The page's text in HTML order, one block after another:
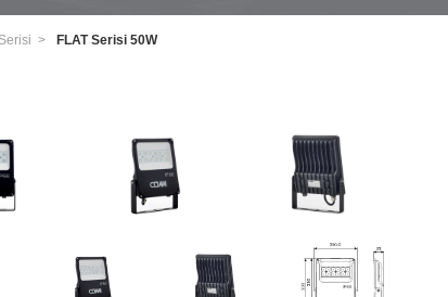
FLAT Serisi 50W